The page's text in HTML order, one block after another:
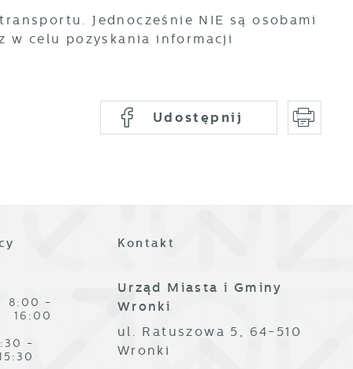
Jednocześnie NIE są osobami
w celu pozyskania informacji
Udostępnij
8:00 -
16:00
-
Kontakt
Urząd Miasta i Gminy
Wronki
ul. Ratuszowa 5, 64-510
Wronki